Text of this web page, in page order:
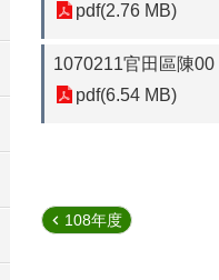
pdf(2.76 MB)
1070211官田區陳00
pdf(6.54 MB)
108年度